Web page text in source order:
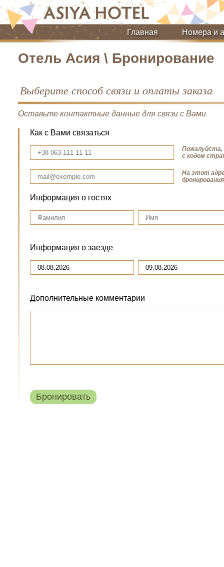
Главная Номера и
Отель Асия \ Бронирование
Выберите способ связи и оплаты заказа
Оставьте контактные данные для связи с Вами
Как с Вами связаться
Пожалуйста,
с кодом
На этот
Информация о гостях
Информация о заезде
Дополнительные комментарии